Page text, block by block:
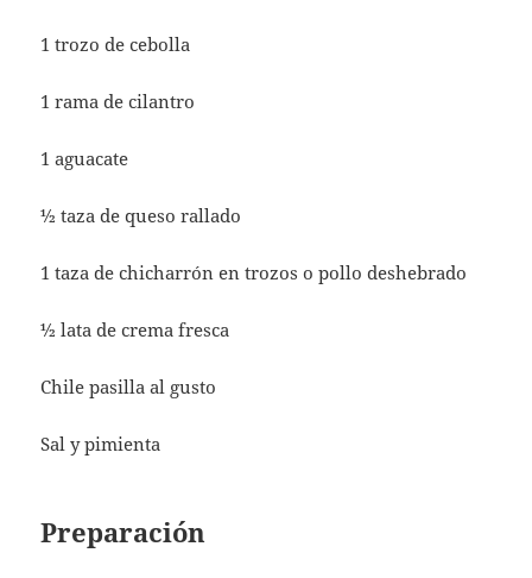
1 trozo de cebolla
1 rama de cilantro
1 aguacate
½ taza de queso rallado
1 taza de chicharrón en trozos o pollo deshebrado
½ lata de crema fresca
Chile pasilla al gusto
Sal y pimienta
Preparación